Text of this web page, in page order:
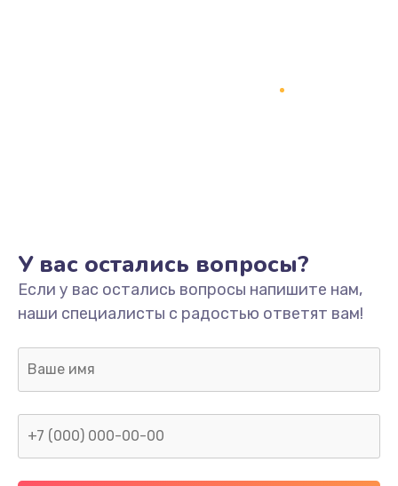
У вас остались вопросы?
Если у вас остались вопросы напишите нам,
наши специалисты с радостью ответят вам!